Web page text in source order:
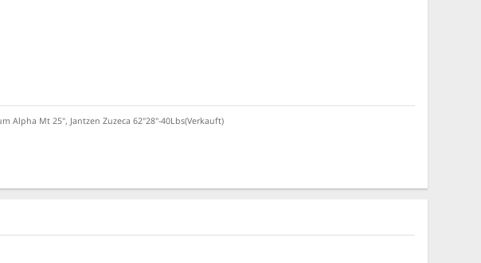
Alpha Mt 25", Jantzen Zuzeca 62"28"-40Lbs(Verkauft)